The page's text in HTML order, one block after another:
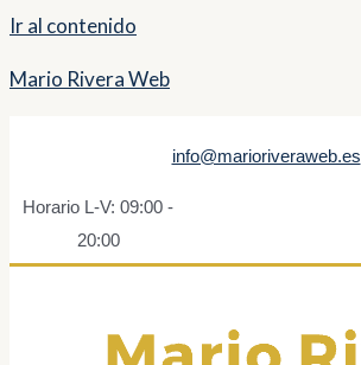
Ir al contenido
Mario Rivera Web
info@marioriveraweb.es
Horario L-V: 09:00 -
20:00